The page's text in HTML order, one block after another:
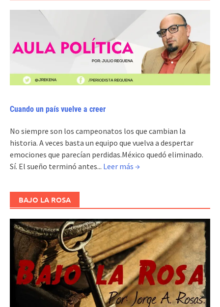
Cuando un país vuelve a creer
No siempre son los campeonatos los que cambian la
historia. A veces basta un equipo que vuelva a despertar
emociones que parecían perdidas.México quedó eliminado.
Sí. El sueño terminó antes... Leer más →
BAJO LA ROSA